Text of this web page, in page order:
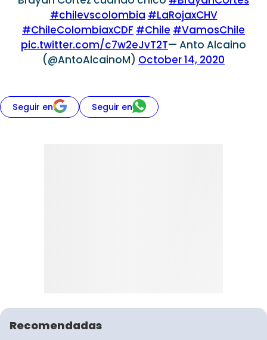
#chilevscolombia #LaRojaxCHV
#ChileColombiaxCDF #Chile #VamosChile
pic.twitter.com/c7w2eJvT2T— Anto Alcaino
(@AntoAlcainoM) October 14, 2020
Seguir en Seguir en
Recomendadas